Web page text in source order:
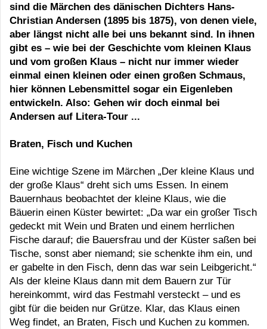
sind die Märchen des dänischen Dichters Hans-
Christian Andersen (1895 bis 1875), von denen viele,
aber längst nicht alle bei uns bekannt sind. In ihnen
gibt es – wie bei der Geschichte vom kleinen Klaus
und vom großen Klaus – nicht nur immer wieder
einmal einen kleinen oder einen großen Schmaus,
hier können Lebensmittel sogar ein Eigenleben
entwickeln. Also: Gehen wir doch einmal bei
Andersen auf Litera-Tour ...
Braten, Fisch und Kuchen
Eine wichtige Szene im Märchen „Der kleine Klaus und
der große Klaus“ dreht sich ums Essen. In einem
Bauernhaus beobachtet der kleine Klaus, wie die
Bäuerin einen Küster bewirtet: „Da war ein großer Tisch
gedeckt mit Wein und Braten und einem herrlichen
Fische darauf; die Bauersfrau und der Küster saßen bei
Tische, sonst aber niemand; sie schenkte ihm ein, und
er gabelte in den Fisch, denn das war sein Leibgericht.“
Als der kleine Klaus dann mit dem Bauern zur Tür
hereinkommt, wird das Festmahl versteckt – und es
gibt für die beiden nur Grütze. Klar, das Klaus einen
Weg findet, an Braten, Fisch und Kuchen zu kommen.